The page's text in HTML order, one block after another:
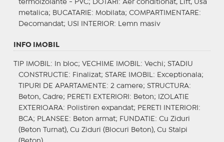
termoizolante - PVC;
DOTARI : Aer conditionat, Lift, Usa
metalica; BUCATARIE : Mobilata; COMPARTIMENTARE :
Decomandat; USI INTERIOR: Lemn masiv
INFO IMOBIL
TIP IMOBIL : In bloc; VECHIME IMOBIL : Vechi; STADIU
CONSTRUCTIE : Finalizat; STARE IMOBIL : Exceptionala;
TIPURI DE APARTAMENTE : 2 camere; STRUCTURA:
Beton, Cadre; PERETI EXTERIORI : Beton;
IZOLATIE
EXTERIOARA: Polistiren expandat; PERETI INTERIORI :
BCA; PLANSEE : Beton armat; FUNDATIE : Cu Ziduri
(Beton Turnat), Cu Ziduri (Blocuri Beton), Cu Stalpi